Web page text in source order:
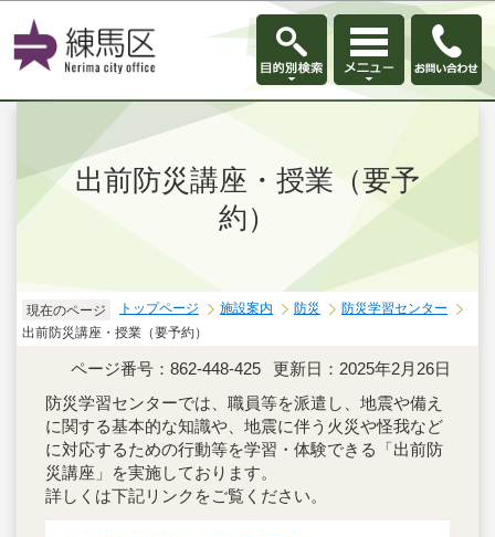
このページの本文へ移動
出前防災講座・授業（要予
約）
現在のページ トップページ 施設案内 防災
防災学習センター
出前防災講座・授業（要予約）
ページ番号：862-448-425
更新日：2025年2月26日
防災学習センターでは、職員等を派遣し、地震や備え
に関する基本的な知識や、地震に伴う火災や怪我など
に対応するための行動等を学習・体験できる「出前防
災講座」を実施しております。
詳しくは下記リンクをご覧ください。